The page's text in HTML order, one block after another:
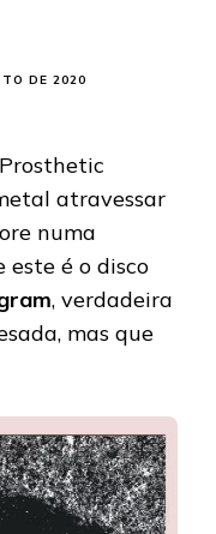
DE 2020
atravessar
numa
este é o disco
, verdadeira
mas que